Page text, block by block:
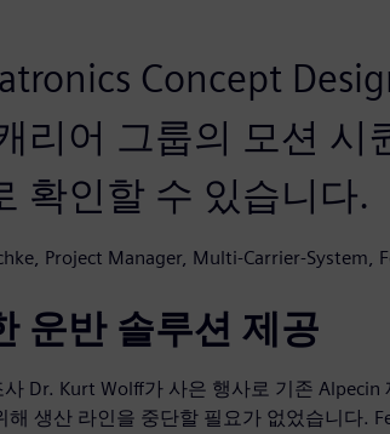
Concept
리어 그룹의 모션 시
확인할 수 있습니다.
Project Manager, Multi-Carrier-System,
운반 솔루션 제공
Dr. Kurt Wolff가 사은 행사로 기존
해 생산 라인을 중단할 필요가 없었습니다.